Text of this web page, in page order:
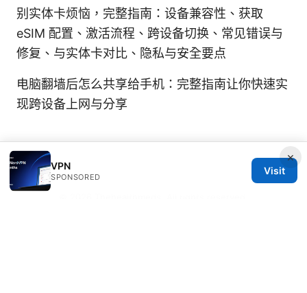
别实体卡烦恼，完整指南：设备兼容性、获取
eSIM 配置、激活流程、跨设备切换、常见错误与
修复、与实体卡对比、隐私与安全要点
电脑翻墙后怎么共享给手机：完整指南让你快速实
现跨设备上网与分享
×
VPN
SPONSORED
Visit